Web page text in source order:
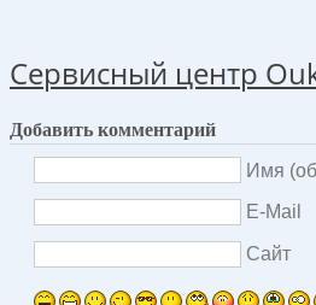
Сервисный центр
Добавить комментарий
Имя
E-Mail
Сайт